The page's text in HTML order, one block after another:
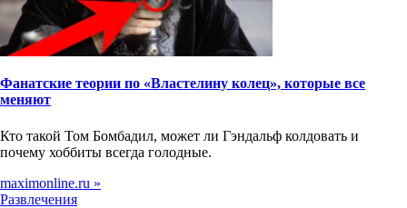
Фанатские теории по «Властелину колец», которые все
меняют
Кто такой Том Бомбадил, может ли Гэндальф колдовать и
почему хоббиты всегда голодные.
maximonline.ru »
Развлечения